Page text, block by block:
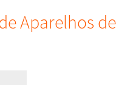
Aparelhos